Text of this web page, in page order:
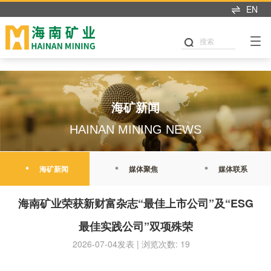
乐动官方网页版 EN
搜索
海矿新闻
HAINAN MINING NEWS
海矿新闻 媒体聚焦 媒体联系
海南矿业荣获新财富杂志“最佳上市公司”及“ESG
最佳实践公司”双项殊荣
2026-07-04发表 | 浏览次数: 19